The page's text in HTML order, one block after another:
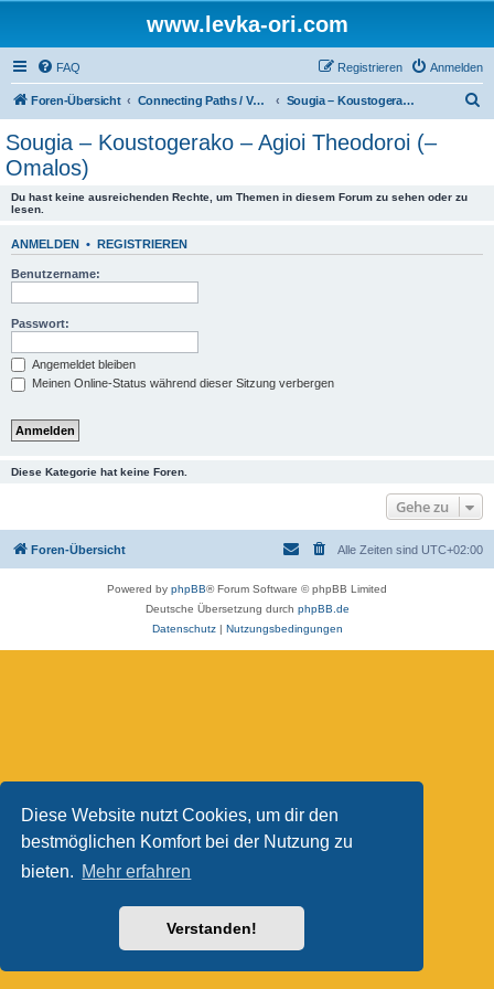
Diese Website nutzt Cookies, um dir den
bestmöglichen Komfort bei der Nutzung zu
bieten. Mehr erfahren
Verstanden!
www.levka-ori.com
FAQ Anmelden
Registrieren
Foren-Übersicht Connecting Paths / Verbindungswege Sougia – Koustogerako – Agioi Theodoroi (– Omalos)
Sougia – Koustogerako – Agioi Theodoroi (–
Omalos)
Du hast keine ausreichenden Rechte, um Themen in diesem Forum zu sehen oder zu
lesen.
ANMELDEN • REGISTRIEREN
Benutzername:
Passwort:
Angemeldet bleiben
Meinen Online-Status während dieser Sitzung verbergen
Diese Kategorie hat keine Foren.
Gehe zu
Foren-Übersicht Alle Zeiten sind UTC+02:00
Powered by phpBB® Forum Software © phpBB Limited
Deutsche Übersetzung durch phpBB.de
Datenschutz| Nutzungsbedingungen